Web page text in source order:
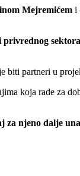
Mejremićem i
privrednog sektora
biti partneri u
koja rade za
za njeno dalje